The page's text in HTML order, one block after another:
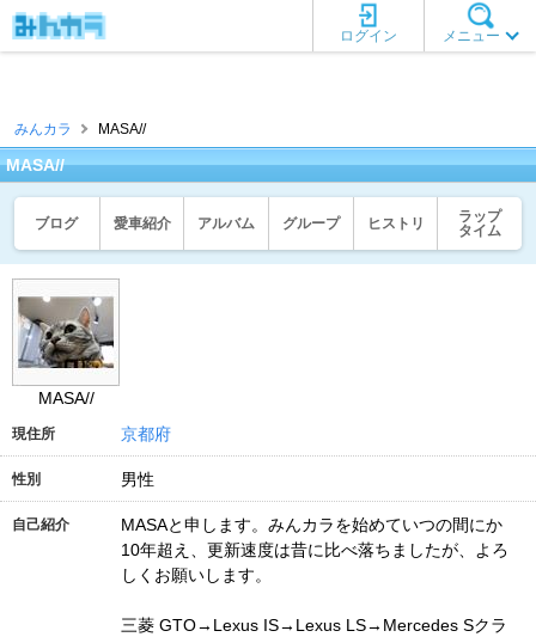
メニュー
ログイン
みんカラ MASA//
MASA//
ブログ 愛車紹介 アルバム グループ ヒストリ
ラップ
タイム
MASA//
現住所 京都府
性別 男性
自己紹介
MASAと申します。みんカラを始めていつの間にか
10年超え、更新速度は昔に比べ落ちましたが、よろ
しくお願いします。
三菱 GTO→Lexus IS→Lexus LS→Mercedes Sクラ